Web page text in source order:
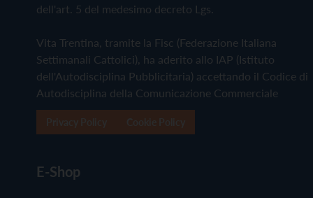
dell'art. 5 del medesimo decreto Lgs.
Vita Trentina, tramite la Fisc (Federazione Italiana
Settimanali Cattolici), ha aderito allo IAP (Istituto
dell'Autodisciplina Pubblicitaria) accettando il Codice di
Autodisciplina della Comunicazione Commerciale
E-Shop